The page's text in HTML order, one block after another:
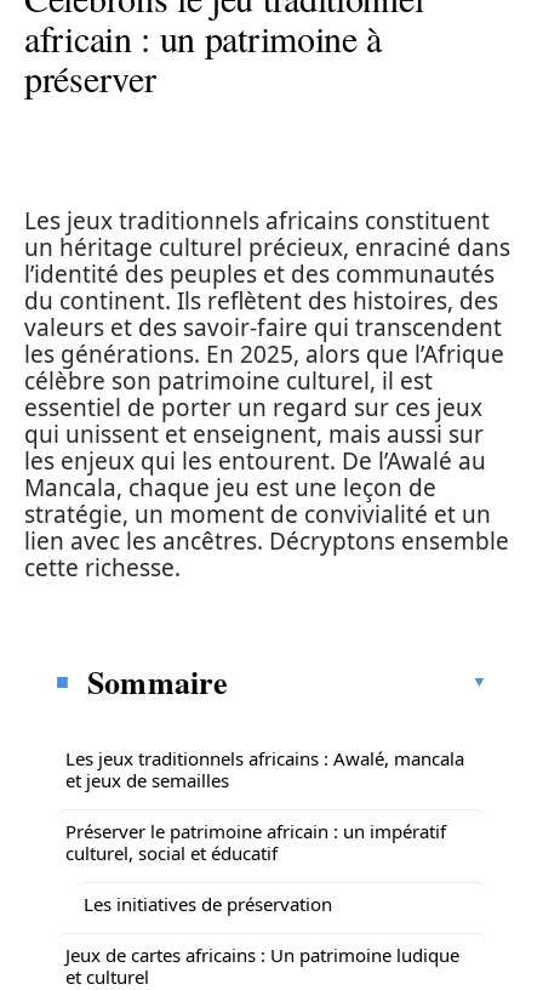
africain : un patrimoine à
préserver
Les jeux traditionnels africains constituent
un héritage culturel précieux, enraciné dans
l’identité des peuples et des communautés
du continent. Ils reflètent des histoires, des
valeurs et des savoir-faire qui transcendent
les générations. En 2025, alors que l’Afrique
célèbre son patrimoine culturel, il est
essentiel de porter un regard sur ces jeux
qui unissent et enseignent, mais aussi sur
les enjeux qui les entourent. De l’Awalé au
Mancala, chaque jeu est une leçon de
stratégie, un moment de convivialité et un
lien avec les ancêtres. Décryptons ensemble
cette richesse.
Sommaire
Les jeux traditionnels africains : Awalé, mancala
et jeux de semailles
Préserver le patrimoine africain : un impératif
culturel, social et éducatif
Les initiatives de préservation
Jeux de cartes africains : Un patrimoine ludique
et culturel